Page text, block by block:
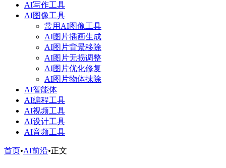
AI写作工具
AI图像工具
常用AI图像工具
AI图片插画生成
AI图片背景移除
AI图片无损调整
AI图片优化修复
AI图片物体抹除
AI智能体
AI编程工具
AI视频工具
AI设计工具
AI音频工具
首页•AI前沿•正文